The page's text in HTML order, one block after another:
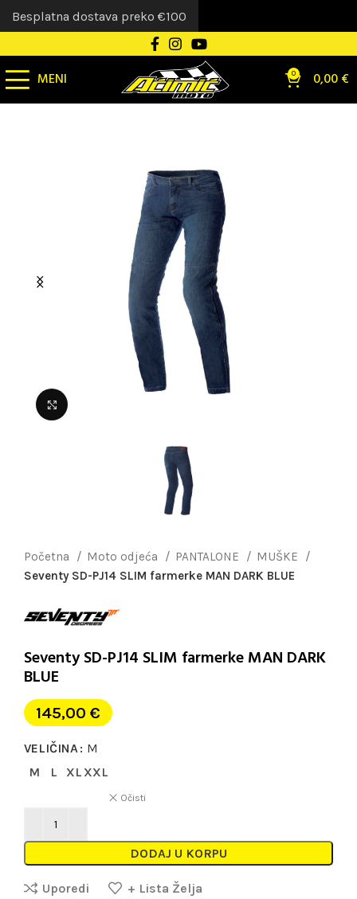
MENI 0 0,00€
Početna Moto odjeća PANTALONE
MUŠKE
Seventy SD-PJ14 SLIM farmerke MAN DARK BLUE
Seventy SD-PJ14 SLIM farmerke MAN DARK
BLUE
145,00 €
VELIČINA
M
M
L XL XXL
Očisti
DODAJ U KORPU
Uporedi + Lista Želja
Besplatna dostava preko €100